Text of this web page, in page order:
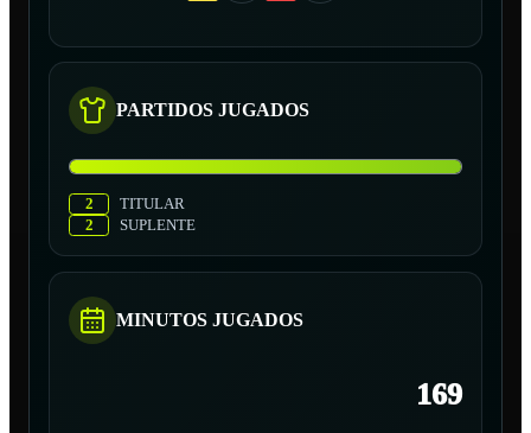
PARTIDOS JUGADOS
2
TITULAR
2
SUPLENTE
MINUTOS JUGADOS
169